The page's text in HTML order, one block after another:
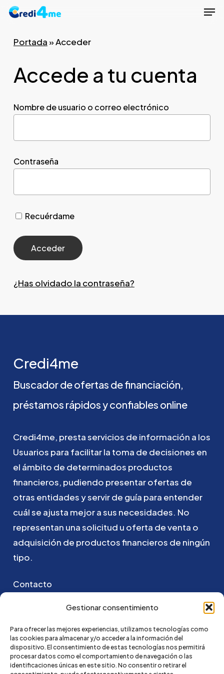
Gestionar consentimiento
Para ofrecer las mejores experiencias, utilizamos tecnologías como
las cookies para almacenar y/o acceder a la información del
dispositivo. El consentimiento de estas tecnologías nos permitirá
procesar datos como el comportamiento de navegación o las
identificaciones únicas en este sitio. No consentir o retirar el
Skip
mainPortada»Acceder
Accede a tu cuenta
Nombre de usuario o correo electrónico
Contraseña
Recuérdame
¿Has olvidado la contraseña?
Credi4me
Buscadordeofertas definanciación,
préstamos rápidosyconfiables online
Credi4me, prestaservicios de información a los
Usuarios para facilitarla toma de decisiones en
el ámbito de determinados productos
financieros, pudiendo presentarofertas de
otras entidadesyservirde guía para entender
cuálse ajusta mejorasus necesidades. No
representan unasolicitud u oferta deventa o
adquisición de productosfinancieros de ningún
tipo.
Contacto
Puedes ponerte en contacto con nosotros
hola@credi4me.com